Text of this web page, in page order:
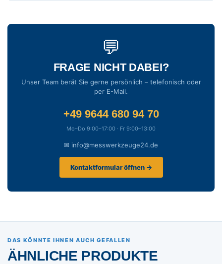
💬
FRAGE NICHT DABEI?
Unser Team berät Sie gerne persönlich – telefonisch oder
per E-Mail.
+49 9644 680 94 70
Mo–Do 9:00–17:00 · Fr 9:00–13:00
✉ info@messwerkzeuge24.de
Kontaktformular öffnen →
DAS KÖNNTE IHNEN AUCH GEFALLEN
ÄHNLICHE PRODUKTE